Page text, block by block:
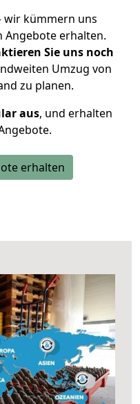
wir kümmern uns
Angebote erhalten.
Sie uns noch
Umzug von
zu planen.
aus, und erhalten
erhalten